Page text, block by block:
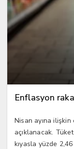
Enflasyon
Nisan ayına
açıklanacak.
kıyasla yüzde